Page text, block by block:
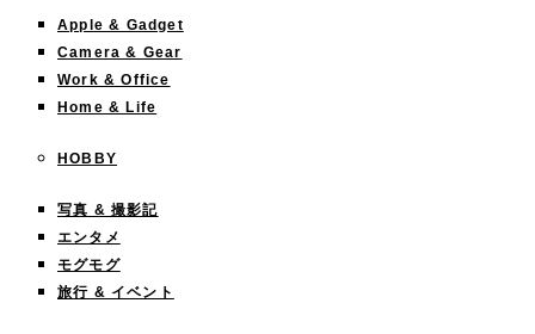
Apple & Gadget
Camera & Gear
Work & Office
Home & Life
HOBBY
写真 & 撮影記
エンタメ
モグモグ
旅行 & イベント